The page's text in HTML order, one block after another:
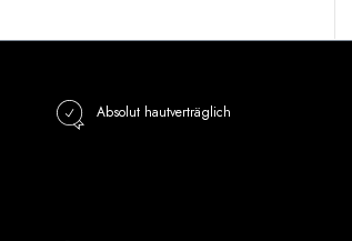
Absolut hautverträglich